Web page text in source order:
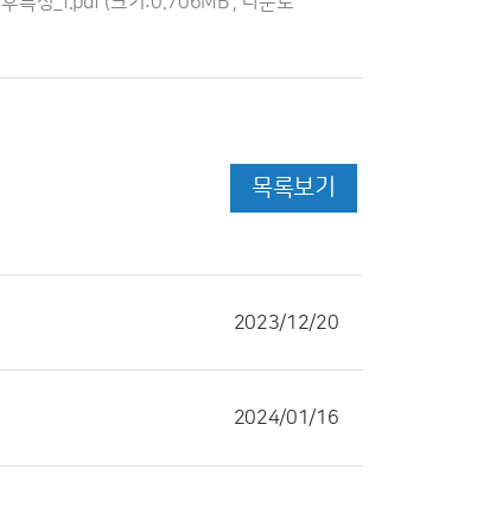
목록보기
2023/12/20
2024/01/16